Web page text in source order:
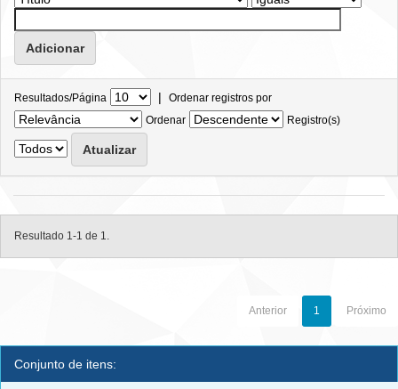
Resultados/Página | Ordenar registros por
Ordenar
Registro(s)
Resultado 1-1 de 1.
Anterior 1 Próximo
Conjunto de itens: